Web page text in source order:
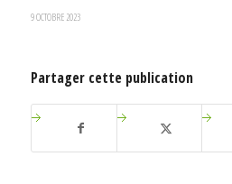
9 OCTOBRE 2023
Partager cette publication